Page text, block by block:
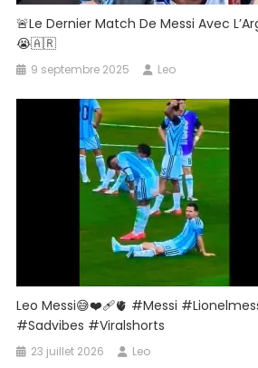
🚨Le Dernier Match De Messi Avec
😭🇦🇷
9 septembre 2025 Leo
Leo Messi😅❤️‍🩹🫀 #messi
#sadvibes #viralshorts
23 juillet 2026 Leo